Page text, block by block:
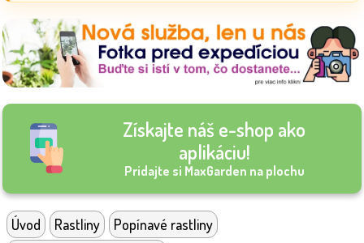
Získajte náš e-shop ako
aplikáciu!
Pridajte si MaxGarden na plochu
Úvod Rastliny
Popínavé rastliny